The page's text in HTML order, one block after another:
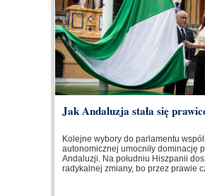
Jak Andaluzja stała się
Kolejne wybory do parlamentu
autonomicznej umocniły dominację
Andaluzji. Na południu Hiszpanii
radykalnej zmiany, bo przez prawie